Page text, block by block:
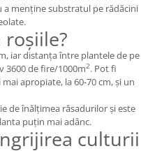
a menține substratul pe rădăcini
iar distanța între plantele de pe
3600 de fire/1000m2. Pot fi
apropiate, la 60-70 cm, și un
de înălțimea răsadurilor și este
puțin mai adânc.
culturii